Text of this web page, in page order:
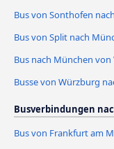
Bus von Sonthofen
Bus von Split nach
Bus nach München von
Busse von Würzburg
Busverbindungen
Bus von Frankfurt am